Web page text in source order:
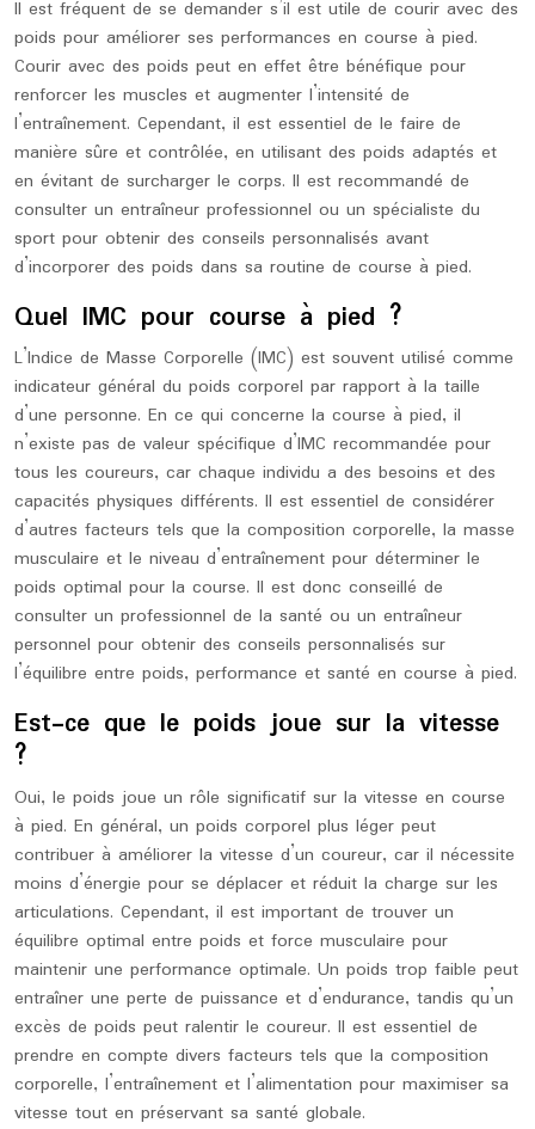
Il est fréquent de se demander s’il est utile de courir avec des
poids pour améliorer ses performances en course à pied.
Courir avec des poids peut en effet être bénéfique pour
renforcer les muscles et augmenter l’intensité de
l’entraînement. Cependant, il est essentiel de le faire de
manière sûre et contrôlée, en utilisant des poids adaptés et
en évitant de surcharger le corps. Il est recommandé de
consulter un entraîneur professionnel ou un spécialiste du
sport pour obtenir des conseils personnalisés avant
d’incorporer des poids dans sa routine de course à pied.
Quel IMC pour course à pied ?
L’Indice de Masse Corporelle (IMC) est souvent utilisé comme
indicateur général du poids corporel par rapport à la taille
d’une personne. En ce qui concerne la course à pied, il
n’existe pas de valeur spécifique d’IMC recommandée pour
tous les coureurs, car chaque individu a des besoins et des
capacités physiques différents. Il est essentiel de considérer
d’autres facteurs tels que la composition corporelle, la masse
musculaire et le niveau d’entraînement pour déterminer le
poids optimal pour la course. Il est donc conseillé de
consulter un professionnel de la santé ou un entraîneur
personnel pour obtenir des conseils personnalisés sur
l’équilibre entre poids, performance et santé en course à pied.
Est-ce que le poids joue sur la vitesse
?
Oui, le poids joue un rôle significatif sur la vitesse en course
à pied. En général, un poids corporel plus léger peut
contribuer à améliorer la vitesse d’un coureur, car il nécessite
moins d’énergie pour se déplacer et réduit la charge sur les
articulations. Cependant, il est important de trouver un
équilibre optimal entre poids et force musculaire pour
maintenir une performance optimale. Un poids trop faible peut
entraîner une perte de puissance et d’endurance, tandis qu’un
excès de poids peut ralentir le coureur. Il est essentiel de
prendre en compte divers facteurs tels que la composition
corporelle, l’entraînement et l’alimentation pour maximiser sa
vitesse tout en préservant sa santé globale.